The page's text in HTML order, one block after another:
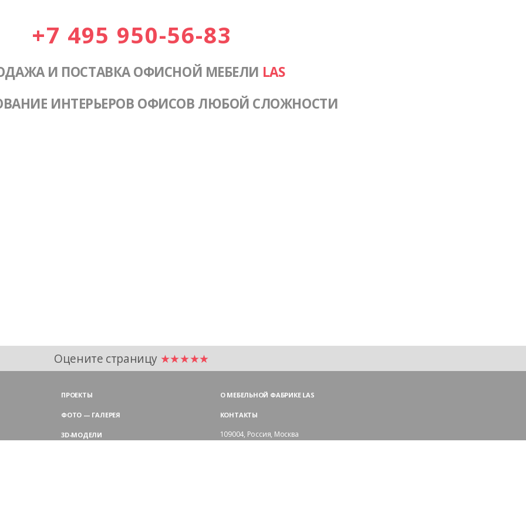
+7 495 950-56-83
И ПОСТАВКА ОФИСНОЙ МЕБЕЛИ LAS
ИНТЕРЬЕРОВ ОФИСОВ ЛЮБОЙ СЛОЖНОСТИ
Оцените страницу ★★★★★
ПРОЕКТЫ
ФОТО — ГАЛЕРЕЯ
3D-МОДЕЛИ
О МЕБЕЛЬНОЙ ФАБРИКЕ LAS
КОНТАКТЫ
109004, Россия, Москва